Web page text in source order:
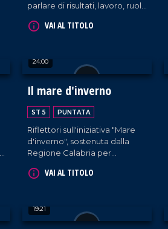
parlare di risultati, lavoro, ruolo
pratiche in territori complessi.
VAI AL TITOLO
24:00
Il mare d'inverno
ST 5 PUNTATA
Riflettori sull'iniziativa "Mare
d'inverno", sostenuta dalla
Regione Calabria per
Tra le 11 tappe nella nostra
quella nel quartiere Lido di
Catanzaro.
VAI AL TITOLO
19:21